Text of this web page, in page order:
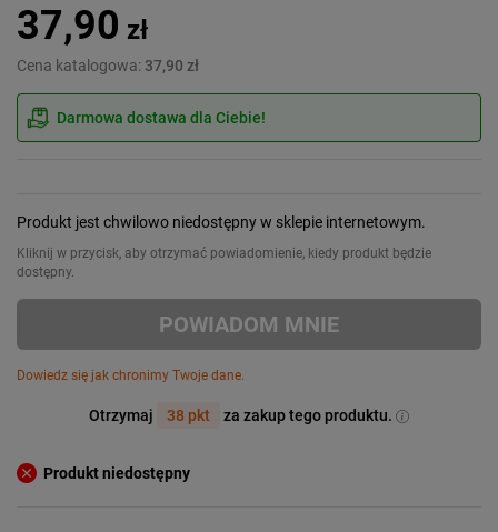
37,90 zł
Cena katalogowa: 37,90 zł
Darmowa dostawa dla Ciebie!
Produkt jest chwilowo niedostępny w sklepie internetowym.
Kliknij w przycisk, aby otrzymać powiadomienie, kiedy produkt będzie
dostępny.
POWIADOM MNIE
Dowiedz się jak chronimy Twoje dane.
Otrzymaj 38 pkt za zakup tego produktu.
Produkt niedostępny